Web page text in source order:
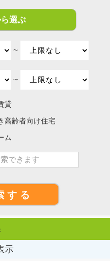
選ぶ
〜
〜
貸
高齢者向け住宅
ム
す る
示